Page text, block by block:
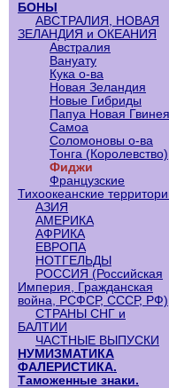
БОНЫ
АВСТРАЛИЯ, НОВАЯ
ЗЕЛАНДИЯ и ОКЕАНИЯ
Австралия
Вануату
Кука о-ва
Новая Зеландия
Новые Гибриды
Папуа Новая Гвинея
Самоа
Соломоновы о-ва
Тонга (Королевство)
Фиджи
Французские
Тихоокеанские
АЗИЯ
АМЕРИКА
АФРИКА
ЕВРОПА
НОТГЕЛЬДЫ
РОССИЯ (Российская
Империя, Гражданская
война, РСФСР, СССР, РФ)
СТРАНЫ СНГ и
БАЛТИИ
ЧАСТНЫЕ ВЫПУСКИ
НУМИЗМАТИКА
ФАЛЕРИСТИКА.
Таможенные знаки.